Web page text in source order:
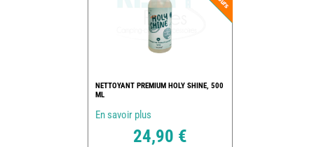
NETTOYANT PREMIUM HOLY SHINE, 500
ML
En savoir plus
24,90 €